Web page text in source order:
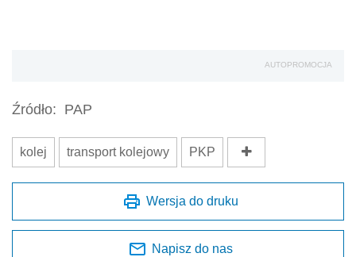
AUTOPROMOCJA
Źródło: PAP
kolej transport kolejowy PKP
Wersja do druku
Napisz do nas